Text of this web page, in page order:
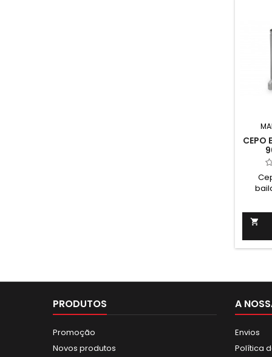
seus
CEPO

PRODUTOS
Promoção
Novos produtos
A
Envios
Política